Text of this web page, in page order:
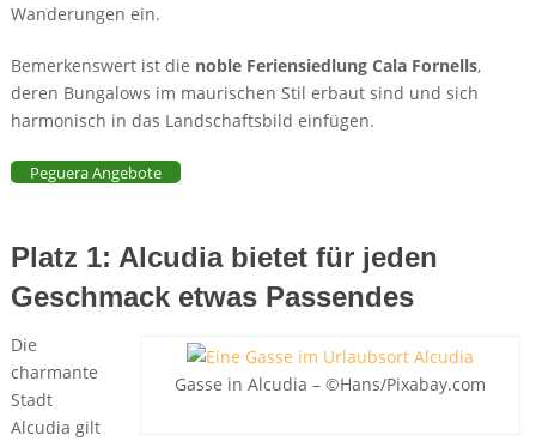
Wanderungen ein.
Bemerkenswert ist die noble Feriensiedlung Cala Fornells,
deren Bungalows im maurischen Stil erbaut sind und sich
harmonisch in das Landschaftsbild einfügen.
Peguera Angebote
Platz 1: Alcudia bietet für jeden
Geschmack etwas Passendes
Gasse in Alcudia – ©Hans/Pixabay.com
Die
charmante
Stadt
Alcudia gilt